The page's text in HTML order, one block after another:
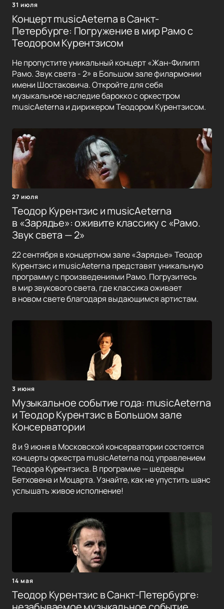
31 июля
Концерт musicAeterna в Санкт-
Петербурге: Погружение в мир Рамо с
Теодором Курентзисом
Не пропустите уникальный концерт «Жан-Филипп
Рамо. Звук света - 2» в Большом зале филармонии
имени Шостаковича. Откройте для себя
музыкальное наследие барокко с оркестром
musicAeterna и дирижером Теодором Курентзисом.
27 июля
Теодор Курентзис и musicAeterna
в «Зарядье»: оживите классику с «Рамо.
Звук света — 2»
22 сентября в концертном зале «Зарядье» Теодор
Курентзис и musicAeterna представят уникальную
программу с произведениями Рамо. Погрузитесь
в мир звукового света, где классика оживает
в новом свете благодаря выдающимся артистам.
3 июня
Музыкальное событие года: musicAeterna
и Теодор Курентзис в Большом зале
Консерватории
8 и 9 июня в Московской консерватории состоятся
концерты оркестра musicAeterna под управлением
Теодора Курентзиса. В программе — шедевры
Бетховена и Моцарта. Узнайте, как не упустить шанс
услышать живое исполнение!
14 мая
Теодор Курентзис в Санкт-Петербурге: